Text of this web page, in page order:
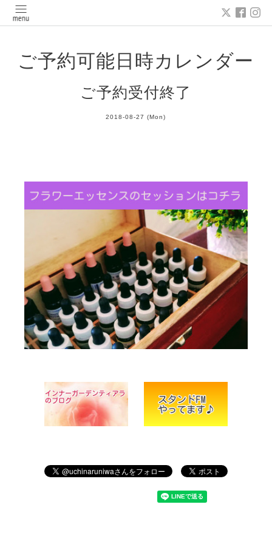
ご予約可能日時カレンダー
ご予約受付終了
2018-08-27 (Mon)